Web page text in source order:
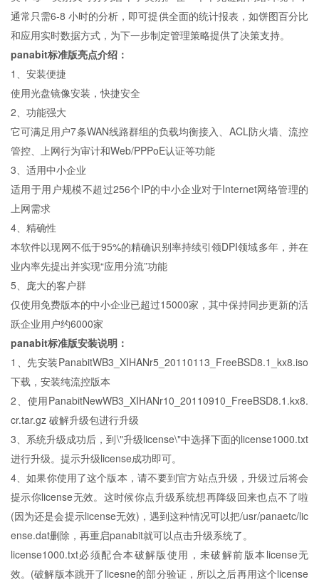
通常只需6-8 小时的分析，即可提供全面的统计报表，如饼图百分比
和应用实时数据方式，为下一步制定管理策略提供了决策支持。
panabit标准版亮点介绍：
1、安装便捷
使用光盘镜像安装，快捷安全
2、功能强大
它可满足用户7条WAN线路群组的负载均衡接入、ACL防火墙、流控
管控、上网行为审计和Web/PPPoE认证等功能
3、适用中小企业
适用于用户规模不超过256个IP的中小企业对于Internet网络管理的
上网需求
4、精确性
本软件以现网不低于95%的精确识别率持续引领DPI领域多年，并在
业内率先提出并实现“应用分流”功能
5、庞大的客户群
仅使用免费版本的中小企业已超过15000家，其中保持同步更新的活
跃企业用户约6000家
panabit标准版安装说明：
1、先安装PanabitWB3_XIHANr5_20110113_FreeBSD8.1_kx8.iso
下载，安装纯流控版本
2、使用PanabitNewWB3_XIHANr10_20110910_FreeBSD8.1.kx8.
cr.tar.gz 破解升级包进行升级
3、系统升级成功后，到\"升级license\"中选择下面的license1000.txt
进行升级。提示升级license成功即可。
4、如果你使用了这个版本，请不要到官方站点升级，升级过后将会
提示你license无效。这时候你点升级系统想再降级回来也点不了啦
(因为还是会提示license无效)，遇到这种情况可以把/usr/panaetc/lic
ense.dat删除，再重启panabit就可以点击升级系统了。
license1000.txt必须配合本破解版使用，未破解前版本license无
效。(破解版本跳开了licesne的部分验证，所以之后再用这个license